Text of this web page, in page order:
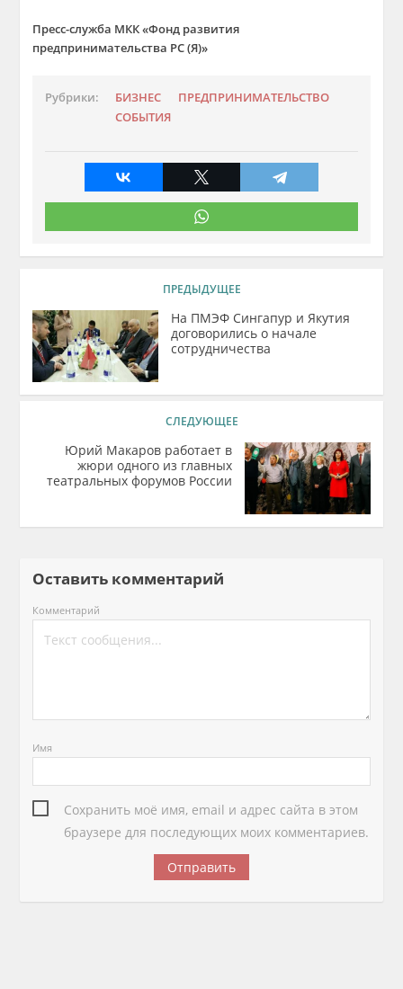
Пресс-служба МКК «Фонд развития
предпринимательства РС (Я)»
Рубрики: БИЗНЕС
ПРЕДПРИНИМАТЕЛЬСТВО
СОБЫТИЯ
ПРЕДЫДУЩЕЕ
На ПМЭФ Сингапур и Якутия
договорились о начале
сотрудничества
СЛЕДУЮЩЕЕ
Юрий Макаров работает в
жюри одного из главных
театральных форумов России
Оставить комментарий
Комментарий
Имя
Сохранить моё имя, email и адрес сайта в этом
браузере для последующих моих комментариев.